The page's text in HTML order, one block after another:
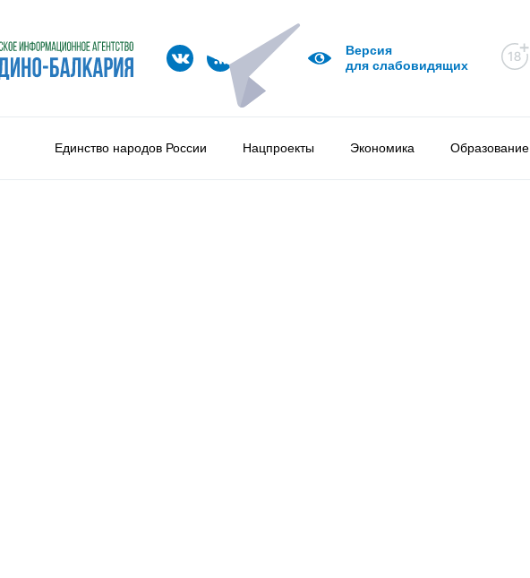
Версия
для слабовидящих
Единство народов России Нацпроекты Экономика Образование